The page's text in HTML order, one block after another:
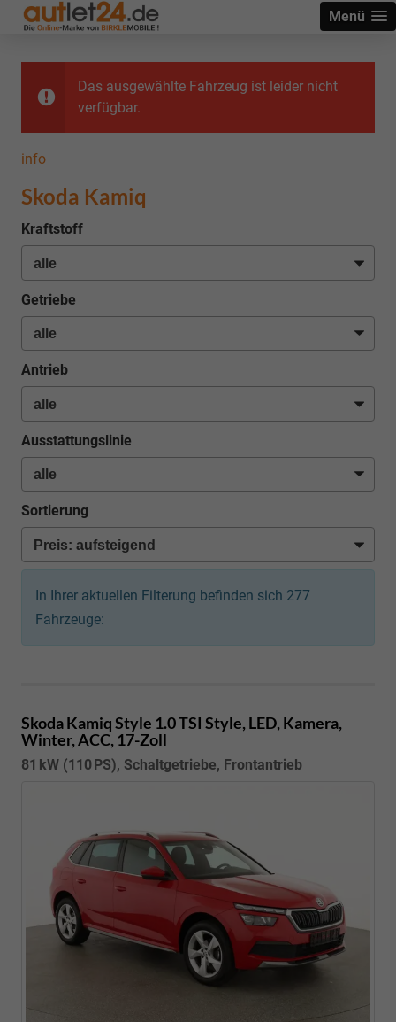
Menü
Das ausgewählte Fahrzeug ist leider nicht
verfügbar.
info
Skoda Kamiq
Kraftstoff
Getriebe
Antrieb
Ausstattungslinie
Sortierung
In Ihrer aktuellen Filterung befinden sich 277
Fahrzeuge:
Skoda KamiqStyle 1.0 TSI Style, LED, Kamera,
Winter, ACC, 17-Zoll
81 kW (110 PS), Schaltgetriebe, Frontantrieb